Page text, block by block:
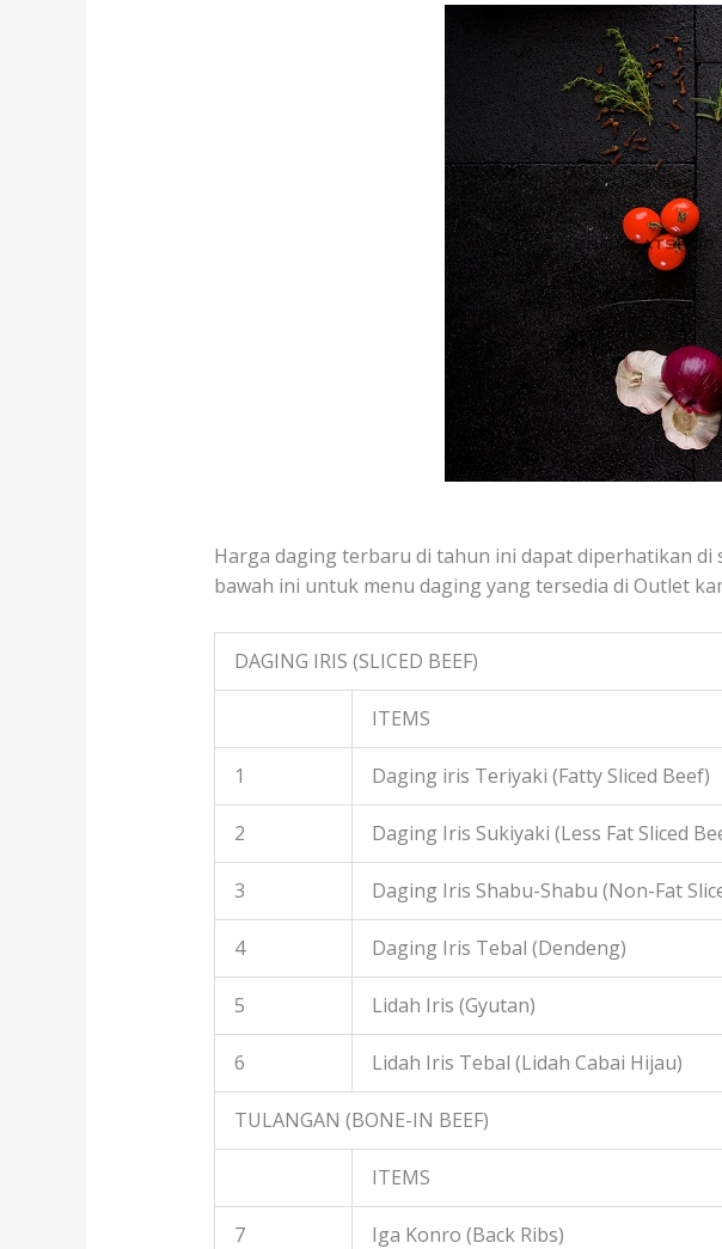
Harga daging terbaru di tahun ini dapat diperhatikan
bawah ini untuk menu daging yang tersedia di Outlet
DAGING IRIS (SLICED BEEF)
ITEMS
1 Daging iris Teriyaki (Fatty Sliced Beef)
2 Daging Iris Sukiyaki (Less Fat Sliced
3 Daging Iris Shabu-Shabu (Non-Fat
4 Daging Iris Tebal (Dendeng)
5 Lidah Iris (Gyutan)
6 Lidah Iris Tebal (Lidah Cabai Hijau)
TULANGAN (BONE-IN BEEF)
ITEMS
7 Iga Konro (Back Ribs)